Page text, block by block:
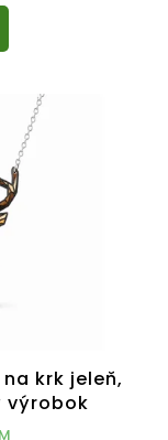
krk jeleň,
výrobok